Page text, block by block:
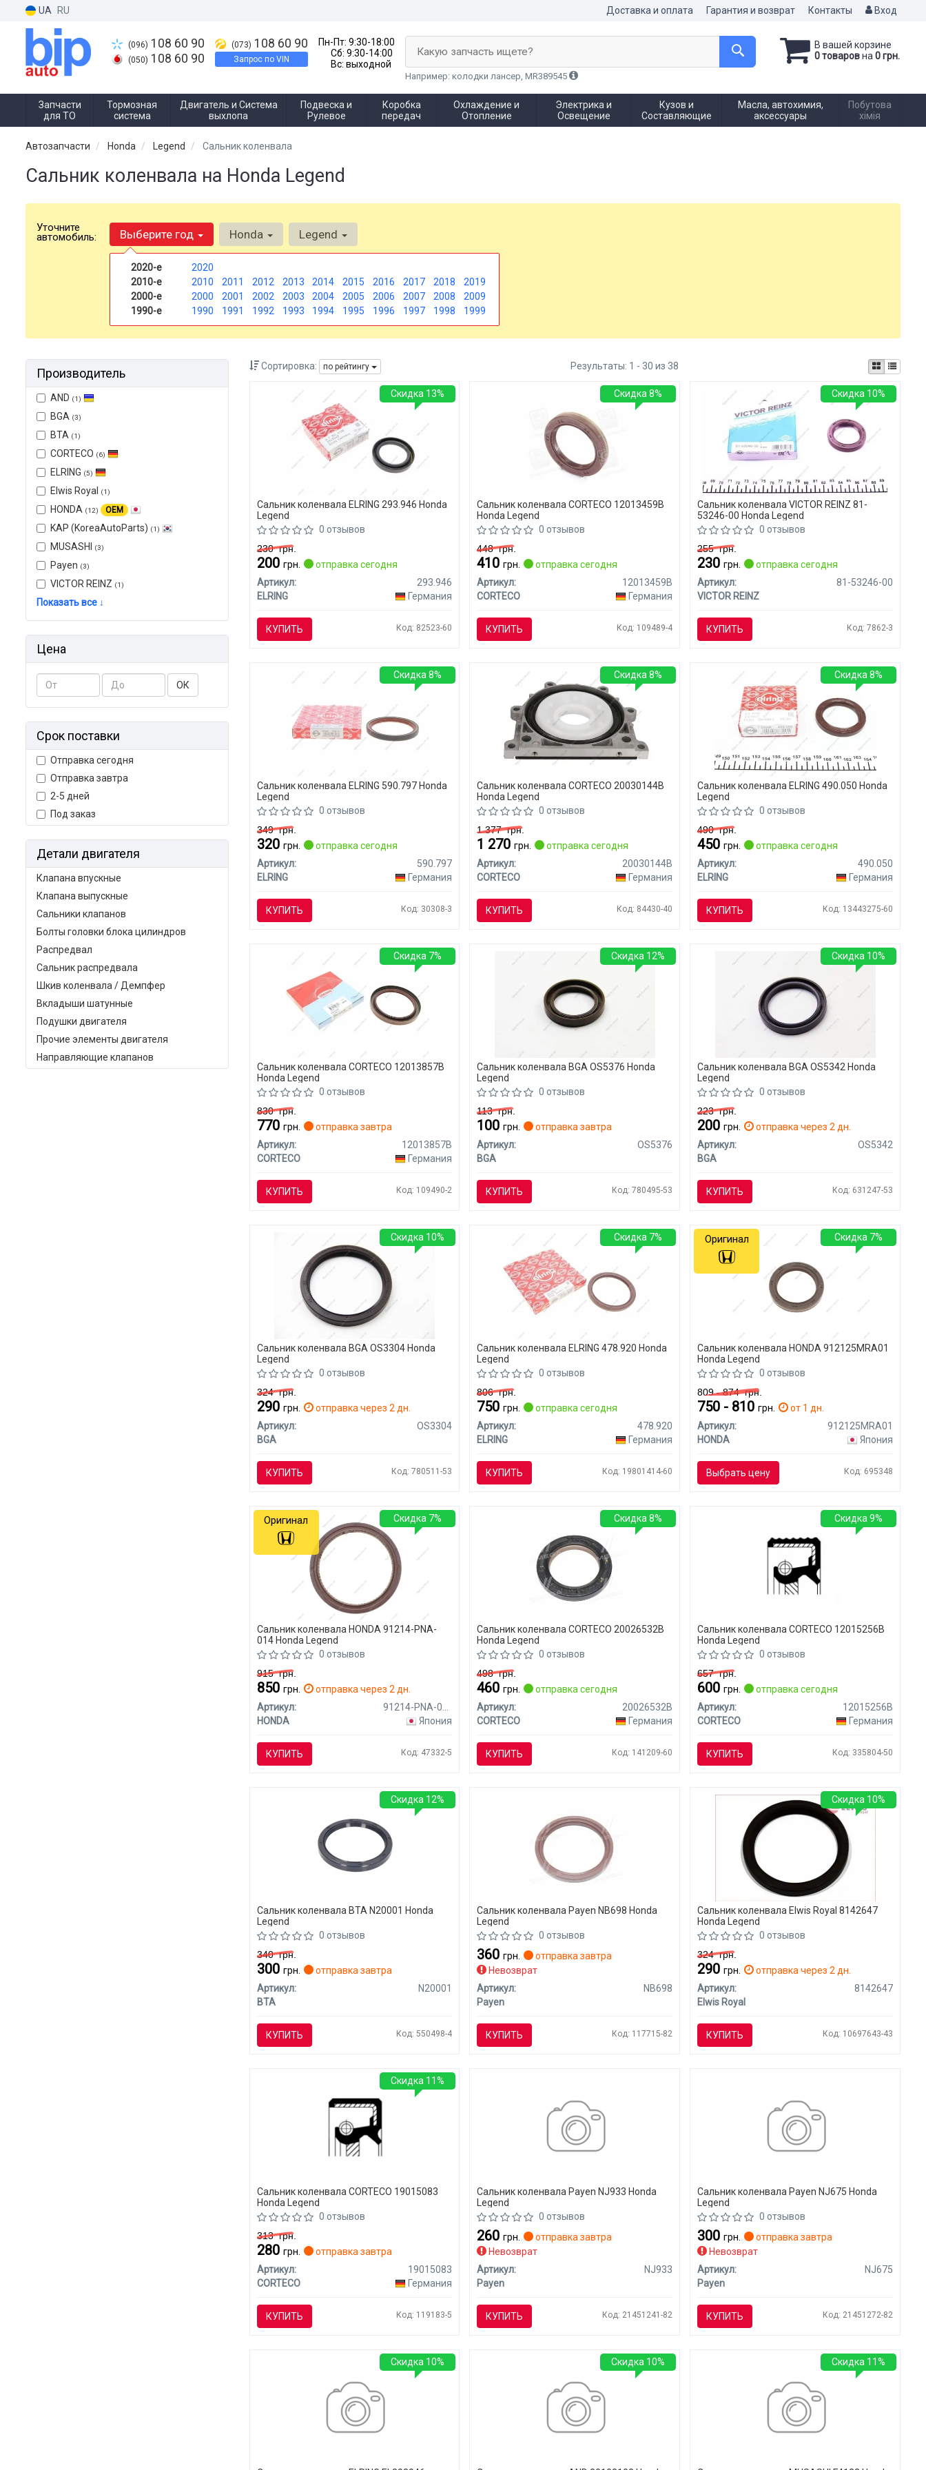
UA RU Доставка и оплата Гарантия и возврат Контакты Вход
(096) 108 60 90
(050) 108 60 90
(073) 108 60 90
Запрос по VIN
Пн-Пт: 9:30-18:00
Сб: 9:30-14:00
Вс: выходной
В вашей корзине
0 товаровна 0 грн.
Какую запчасть ищете?
Например: колодки лансер, MR389545
Запчасти
для ТО
Тормозная
система
Двигатель и Система
выхлопа
Подвеска и
Рулевое
Коробка
передач
Охлаждение и
Отопление
Электрика и
Освещение
Кузов и
Составляющие
Масла, автохимия,
аксессуары
Побутова
хімія
Автозапчасти Honda Legend Сальник коленвала
Сальник коленвала на Honda Legend
Уточните
автомобиль: Выберите год
2020-е
2020
2010-е
2010 2011 2012 2013 2014 2015 2016 2017 2018
2019
2000-е
2000 2001 2002 2003 2004 2005 2006 2007 2008
2009
1990-е
1990 1991 1992 1993 1994 1995 1996 1997 1998 1999
Honda Legend
Производитель
AND (1)
BGA (3)
BTA (1)
CORTECO (6)
ELRING (5)
Elwis Royal (1)
HONDA (12) OEM
KAP (KoreaAutoParts) (1)
MUSASHI (3)
Payen (3)
VICTOR REINZ (1)
Показать все ↓
Цена
ОК
Срок поставки
Отправка сегодня
Отправка завтра
2-5 дней
Под заказ
Детали двигателя
Клапана впускные
Клапана выпускные
Сальники клапанов
Болты головки блока цилиндров
Распредвал
Сальник распредвала
Шкив коленвала / Демпфер
Вкладыши шатунные
Подушки двигателя
Прочие элементы двигателя
Направляющие клапанов
Сортировка: по рейтингу Результаты: 1 - 30 из 38
Сальник коленвала ELRING 293.946 Honda
Legend
0 отзывов
230грн.
200 грн.
отправка сегодня
Артикул:
293.946
ELRING
Германия
КУПИТЬ Код: 82523-60
Скидка 13%
Сальник коленвала CORTECO 12013459B
Honda Legend
0 отзывов
448грн.
410грн.
отправка сегодня
Артикул:
12013459B
CORTECO
Германия
КУПИТЬ Код: 109489-4
Скидка 8%
Сальник коленвала VICTOR REINZ 81-
53246-00 Honda Legend
0 отзывов
255грн.
230грн.
отправка сегодня
Артикул:
81-53246-00
VICTOR REINZ
КУПИТЬ Код: 7862-3
Скидка 10%
Сальник коленвала ELRING 590.797 Honda
Legend
0 отзывов
349грн.
320 грн.
отправка сегодня
Артикул:
590.797
ELRING
Германия
КУПИТЬ Код: 30308-3
Скидка 8%
Сальник коленвала CORTECO 20030144B
Honda Legend
0 отзывов
1 377грн.
1 270грн.
отправка сегодня
Артикул:
20030144B
CORTECO
Германия
КУПИТЬ Код: 84430-40
Скидка 8%
Сальник коленвала ELRING 490.050 Honda
Legend
0 отзывов
490грн.
450грн.
отправка сегодня
Артикул:
490.050
ELRING
Германия
КУПИТЬ Код: 13443275-60
Скидка 8%
Сальник коленвала CORTECO 12013857B
Honda Legend
0 отзывов
830грн.
770 грн.
отправка завтра
Артикул:
12013857B
CORTECO
Германия
КУПИТЬ Код: 109490-2
Скидка 7%
Сальник коленвала BGA OS5376 Honda
Legend
0 отзывов
113грн.
100грн.
отправка завтра
Артикул:
OS5376
BGA
КУПИТЬ Код: 780495-53
Скидка 12%
Сальник коленвала BGA OS5342 Honda
Legend
0 отзывов
223грн.
200грн.
отправка через 2 дн.
Артикул:
OS5342
BGA
КУПИТЬ Код: 631247-53
Скидка 10%
Сальник коленвала BGA OS3304 Honda
Legend
0 отзывов
324грн.
290 грн.
отправка через 2 дн.
Артикул:
OS3304
BGA
КУПИТЬ Код: 780511-53
Скидка 10%
Сальник коленвала ELRING 478.920 Honda
Legend
0 отзывов
806грн.
750грн.
отправка сегодня
Артикул:
478.920
ELRING
Германия
КУПИТЬ Код: 19801414-60
Скидка 7%
Сальник коленвала HONDA 912125MRA01
Honda Legend
0 отзывов
809 - 874грн.
750 - 810грн.
от 1 дн.
Артикул:
912125MRA01
HONDA
Япония
Выбрать цену Код: 695348
Скидка 7%
Оригинал
Сальник коленвала HONDA 91214-PNA-
014 Honda Legend
0 отзывов
915грн.
850 грн.
отправка через 2 дн.
Артикул:
91214-PNA-014
HONDA
Япония
КУПИТЬ Код: 47332-5
Скидка 7%
Оригинал
Сальник коленвала CORTECO 20026532B
Honda Legend
0 отзывов
498грн.
460грн.
отправка сегодня
Артикул:
20026532B
CORTECO
Германия
КУПИТЬ Код: 141209-60
Скидка 8%
Сальник коленвала CORTECO 12015256B
Honda Legend
0 отзывов
657грн.
600грн.
отправка сегодня
Артикул:
12015256B
CORTECO
Германия
КУПИТЬ Код: 335804-50
Скидка 9%
Сальник коленвала BTA N20001 Honda
Legend
0 отзывов
340грн.
300 грн.
отправка завтра
Артикул:
N20001
BTA
КУПИТЬ Код: 550498-4
Скидка 12%
Сальник коленвала Payen NB698 Honda
Legend
0 отзывов
360грн.
отправка завтра
Невозврат
Артикул:
NB698
Payen
КУПИТЬ Код: 117715-82
Сальник коленвала Elwis Royal 8142647
Honda Legend
0 отзывов
324грн.
290грн.
отправка через 2 дн.
Артикул:
8142647
Elwis Royal
КУПИТЬ Код: 10697643-43
Скидка 10%
Сальник коленвала CORTECO 19015083
Honda Legend
0 отзывов
313грн.
280 грн.
отправка завтра
Артикул:
19015083
CORTECO
Германия
КУПИТЬ Код: 119183-5
Скидка 11%
Сальник коленвала Payen NJ933 Honda
Legend
0 отзывов
260грн.
отправка завтра
Невозврат
Артикул:
NJ933
Payen
КУПИТЬ Код: 21451241-82
Сальник коленвала Payen NJ675 Honda
Legend
0 отзывов
300грн.
отправка завтра
Невозврат
Артикул:
NJ675
Payen
КУПИТЬ Код: 21451272-82
Скидка 10% Скидка 10% Скидка 11%